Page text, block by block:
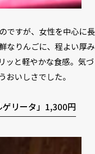
ですが、女性を中心に長
なりんごに、程よい厚み
ッと軽やかな食感。気づ
おいしさでした。
リータ」1,300円